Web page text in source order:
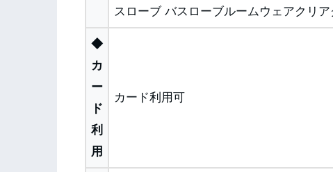
スローブ バスローブルームウェアクリア
◆
カ
ー
ド
利
用
カード利用可